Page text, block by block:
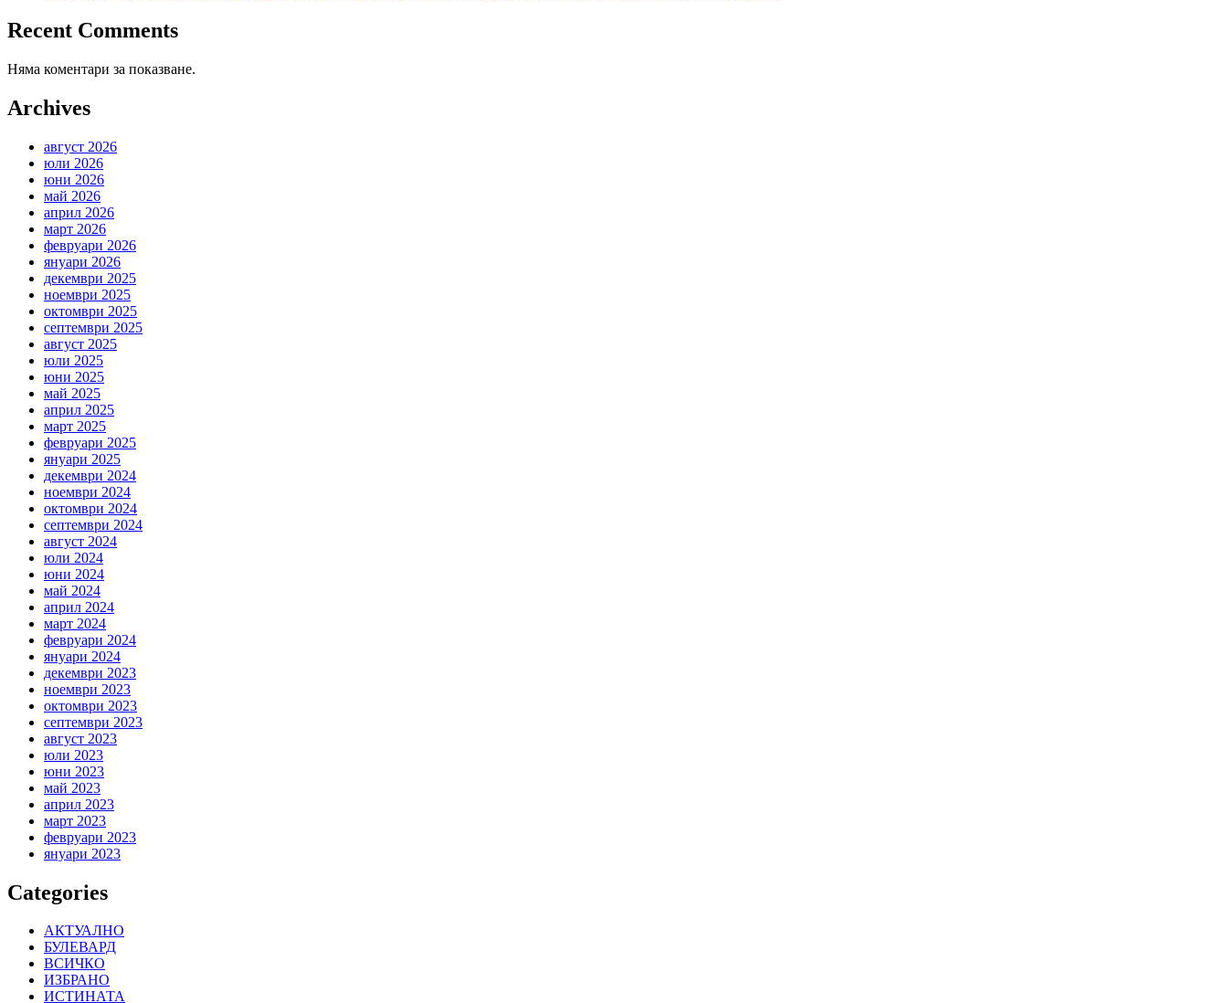
Recent Comments
Няма коментари за показване.
Archives
август 2026
юли 2026
юни 2026
май 2026
април 2026
март 2026
февруари 2026
януари 2026
декември 2025
ноември 2025
октомври 2025
септември 2025
август 2025
юли 2025
юни 2025
май 2025
април 2025
март 2025
февруари 2025
януари 2025
декември 2024
ноември 2024
октомври 2024
септември 2024
август 2024
юли 2024
юни 2024
май 2024
април 2024
март 2024
февруари 2024
януари 2024
декември 2023
ноември 2023
октомври 2023
септември 2023
август 2023
юли 2023
юни 2023
май 2023
април 2023
март 2023
февруари 2023
януари 2023
Categories
АКТУАЛНО
БУЛЕВАРД
ВСИЧКО
ИЗБРАНО
ИСТИНАТА